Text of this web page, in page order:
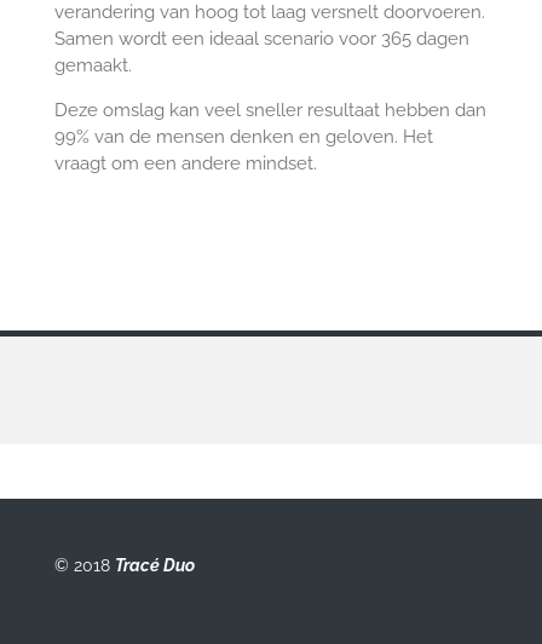
verandering van hoog tot laag versnelt doorvoeren.
Samen wordt een ideaal scenario voor 365 dagen
gemaakt.
Deze omslag kan veel sneller resultaat hebben dan
99% van de mensen denken en geloven. Het
vraagt om een andere mindset.
© 2018 Tracé Duo